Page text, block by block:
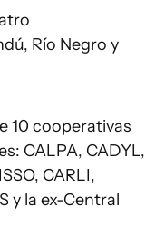
Río Negro y
10 cooperativas
CALPA, CADYL,
CARLI,
y la ex-Central